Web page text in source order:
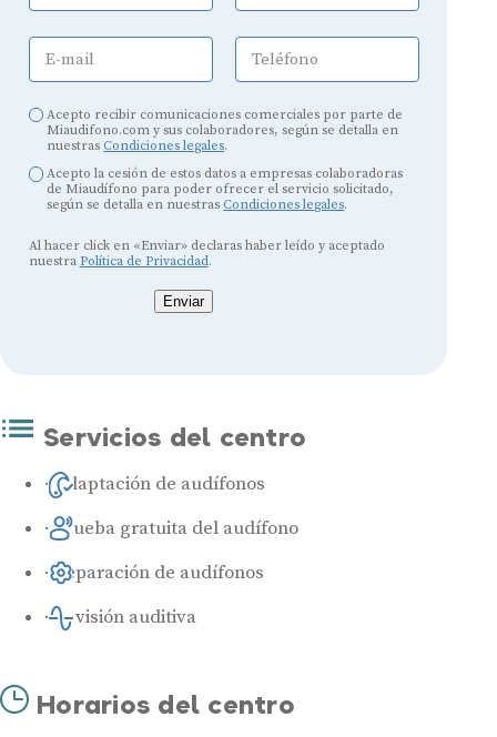
E-mail Teléfono
Acepto recibir comunicaciones comerciales por parte de
Miaudifono.com y sus colaboradores, según se detalla en
nuestras Condiciones legales.
Acepto la cesión de estos datos a empresas colaboradoras
de Miaudífono para poder ofrecer el servicio solicitado,
según se detalla en nuestras Condiciones legales.
Al hacer click en «Enviar» declaras haber leído y aceptado
nuestra Política de Privacidad.
Enviar
Servicios del centro
Adaptación de audífonos
Prueba gratuita del audífono
Reparación de audífonos
Revisión auditiva
Horarios del centro